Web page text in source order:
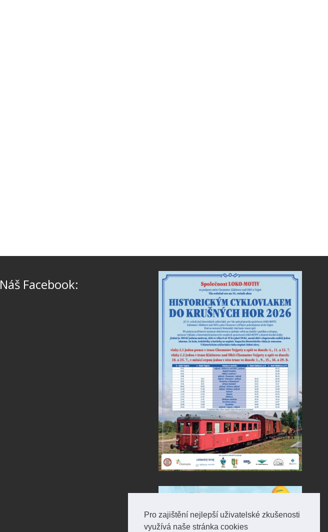
Pro zajištění nejlepší uživatelské zkušenosti
využívá naše stránka cookies
Náš Facebook: